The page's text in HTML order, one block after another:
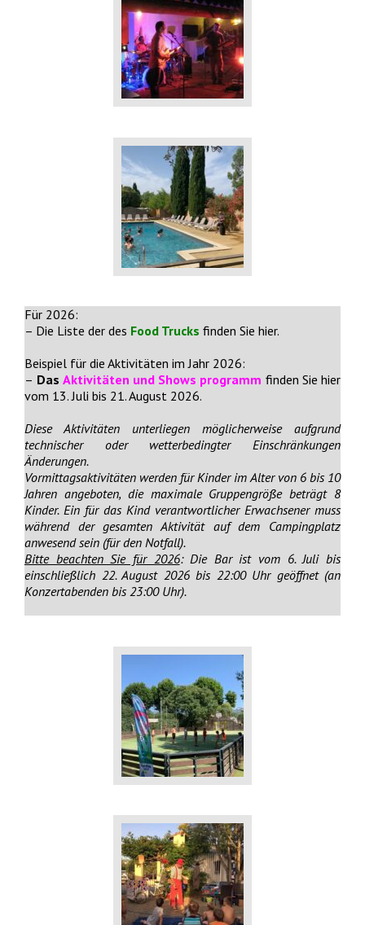
Für 2026:
– Die Liste der des Food Trucks finden Sie hier.
Beispiel für die Aktivitäten im Jahr 2026:
– Das Aktivitäten und Shows programm finden Sie hier
vom 13. Juli bis 21. August 2026.
Diese Aktivitäten unterliegen möglicherweise aufgrund
technischer oder wetterbedingter Einschränkungen
Änderungen.
Vormittagsaktivitäten werden für Kinder im Alter von 6 bis 10
Jahren angeboten, die maximale Gruppengröße beträgt 8
Kinder. Ein für das Kind verantwortlicher Erwachsener muss
während der gesamten Aktivität auf dem Campingplatz
anwesend sein (für den Notfall).
Bitte beachten Sie für 2026: Die Bar ist vom 6. Juli bis
einschließlich 22. August 2026 bis 22:00 Uhr geöffnet (an
Konzertabenden bis 23:00 Uhr).